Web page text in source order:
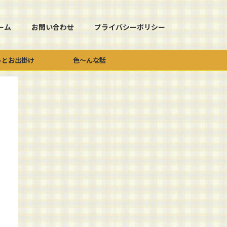
ム お問い合わせ プライバシーポリシー
お出掛け 色～んな話